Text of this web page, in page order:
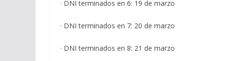
· DNI terminados en 6: 19 de marzo
· DNI terminados en 7: 20 de marzo
· DNI terminados en 8: 21 de marzo